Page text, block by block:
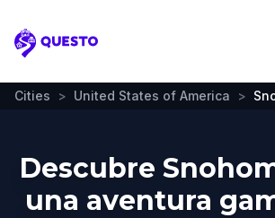
Questo
Cities > United States of America >
Descubre
una aventura